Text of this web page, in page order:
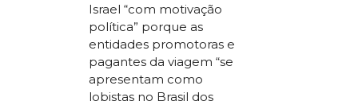
Israel “com motivação
política” porque as
entidades promotoras e
pagantes da viagem “se
apresentam como
lobistas no Brasil dos